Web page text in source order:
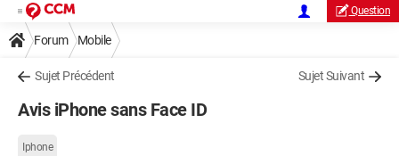
Question
Forum Mobile
Sujet Précédent Sujet Suivant
Avis iPhone sans Face ID
Iphone